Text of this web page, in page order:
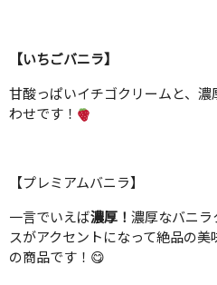
【いちごバニラ】
甘酸っぱいイチゴクリームと、
わせです！
【プレミアムバニラ】
一言でいえば濃厚！ 濃厚なバニ
スがアクセントになって絶品の
の商品です！😋